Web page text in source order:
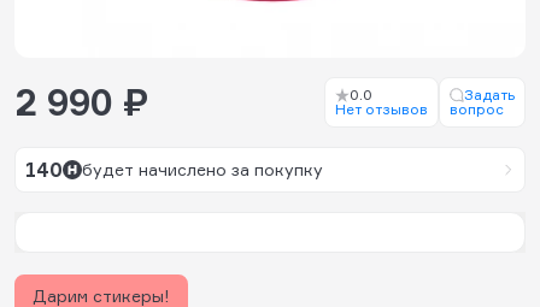
2 990 ₽
0.0
Нет отзывов
Задать
вопрос
140 будет начислено за покупку
Дарим стикеры!